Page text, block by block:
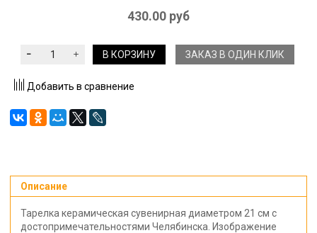
430.00 руб
В КОРЗИНУ ЗАКАЗ В ОДИН КЛИК
Добавить в сравнение
Описание
Тарелка керамическая сувенирная диаметром 21 см с
достопримечательностями Челябинска. Изображение